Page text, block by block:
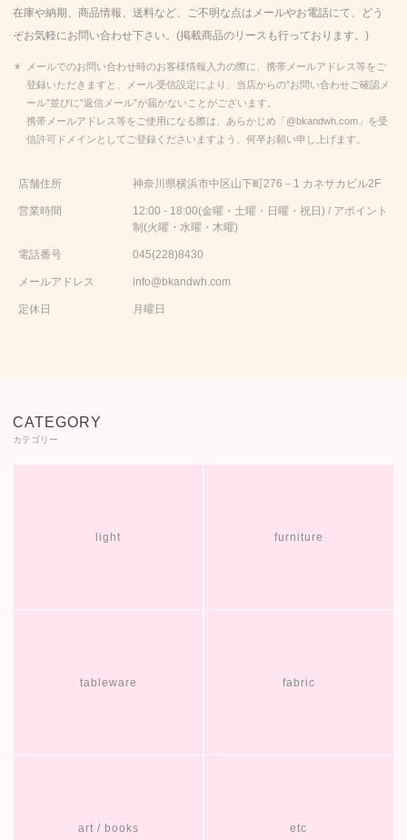
在庫や納期、商品情報、送料など、ご不明な点はメールやお電話にて、どう
ぞお気軽にお問い合わせ下さい。(掲載商品のリースも行っております。)
メールでのお問い合わせ時のお客様情報入力の際に、携帯メールアドレス等をご
登録いただきますと、メール受信設定により、当店からの”お問い合わせご確認メ
ール”並びに”返信メール”が届かないことがございます。
携帯メールアドレス等をご使用になる際は、あらかじめ「@bkandwh.com」を受
信許可ドメインとしてご登録くださいますよう、何卒お願い申し上げます。
店舗住所 神奈川県横浜市中区山下町276－1 カネサカビル2F
営業時間
12:00 - 18:00(金曜・土曜・日曜・祝日) / アポイント
制(火曜・水曜・木曜)
電話番号 045(228)8430
メールアドレス info@bkandwh.com
定休日 月曜日
CATEGORY
カテゴリー
light furniture
tableware fabric
art / books etc